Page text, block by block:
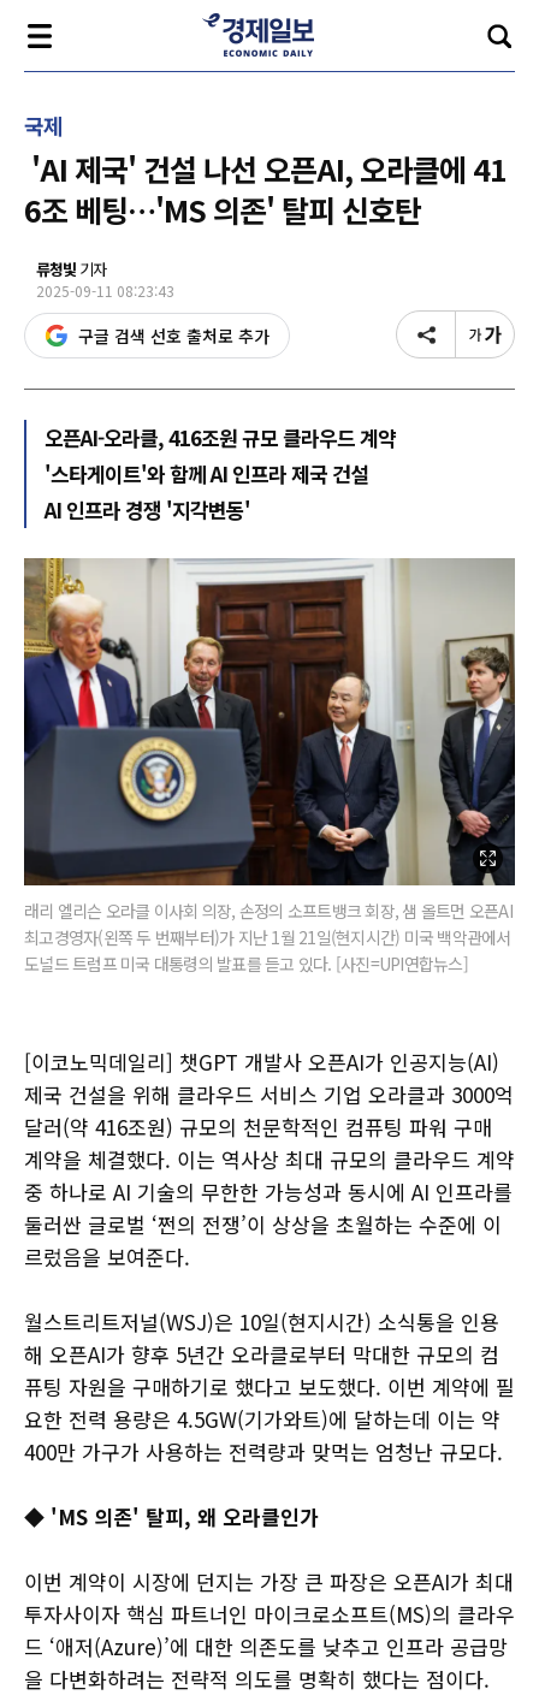
국제
'AI 제국' 건설 나선 오픈AI, 오라클에 41
6조 베팅…'MS 의존' 탈피 신호탄
류청빛 기자
2025-09-11 08:23:43
구글 검색 선호 출처로 추가
오픈AI-오라클, 416조원 규모 클라우드 계약
'스타게이트'와 함께 AI 인프라 제국 건설
AI 인프라 경쟁 '지각변동'
래리 엘리슨 오라클 이사회 의장, 손정의 소프트뱅크 회장, 샘 올트먼 오픈AI
최고경영자(왼쪽 두 번째부터)가 지난 1월 21일(현지시간) 미국 백악관에서
도널드 트럼프 미국 대통령의 발표를 듣고 있다. [사진=UPI연합뉴스]
[이코노믹데일리] 챗GPT 개발사 오픈AI가 인공지능(AI)
제국 건설을 위해 클라우드 서비스 기업 오라클과 3000억
달러(약 416조원) 규모의 천문학적인 컴퓨팅 파워 구매
계약을 체결했다. 이는 역사상 최대 규모의 클라우드 계약
중 하나로 AI 기술의 무한한 가능성과 동시에 AI 인프라를
둘러싼 글로벌 ‘쩐의 전쟁’이 상상을 초월하는 수준에 이
르렀음을 보여준다.
월스트리트저널(WSJ)은 10일(현지시간) 소식통을 인용
해 오픈AI가 향후 5년간 오라클로부터 막대한 규모의 컴
퓨팅 자원을 구매하기로 했다고 보도했다. 이번 계약에 필
요한 전력 용량은 4.5GW(기가와트)에 달하는데 이는 약
400만 가구가 사용하는 전력량과 맞먹는 엄청난 규모다.
◆ 'MS 의존' 탈피, 왜 오라클인가
이번 계약이 시장에 던지는 가장 큰 파장은 오픈AI가 최대
투자사이자 핵심 파트너인 마이크로소프트(MS)의 클라우
드 ‘애저(Azure)’에 대한 의존도를 낮추고 인프라 공급망
을 다변화하려는 전략적 의도를 명확히 했다는 점이다.